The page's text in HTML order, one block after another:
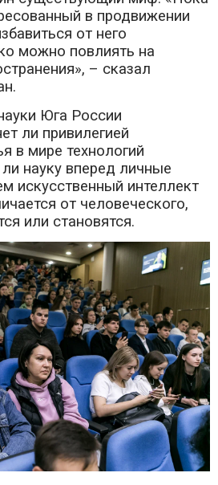
в продвижении
от него
можно повлиять на
– сказал
Юга России
ли привилегией
в мире технологий
науку вперед личные
искусственный интеллект
от человеческого,
или становятся.